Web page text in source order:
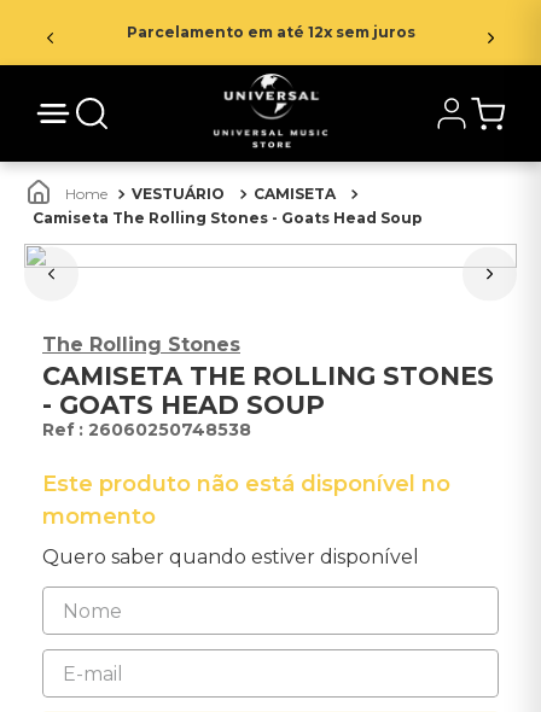
Parcelamento em até 12x sem juros
VESTUÁRIO
CAMISETA
Camiseta The Rolling Stones - Goats Head Soup
The Rolling Stones
CAMISETA THE ROLLING STONES
- GOATS HEAD SOUP
: 26060250748538
Este produto não está disponível no
momento
Quero saber quando estiver disponível